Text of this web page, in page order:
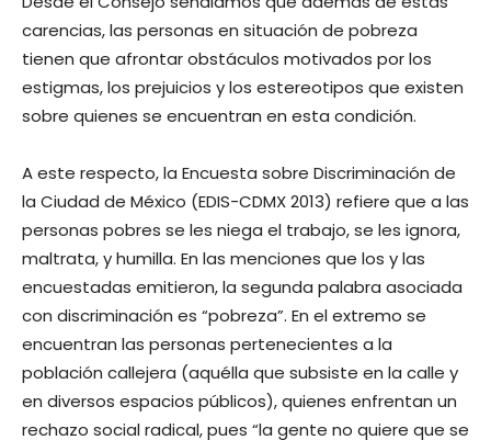
carencias, las personas en situación de pobreza
tienen que afrontar obstáculos motivados por los
estigmas, los prejuicios y los estereotipos que existen
sobre quienes se encuentran en esta condición.
A este respecto, la Encuesta sobre Discriminación de
la Ciudad de México (EDIS-CDMX 2013) refiere que a las
personas pobres se les niega el trabajo, se les ignora,
maltrata, y humilla. En las menciones que los y las
encuestadas emitieron, la segunda palabra asociada
con discriminación es “pobreza”. En el extremo se
encuentran las personas pertenecientes a la
población callejera (aquélla que subsiste en la calle y
en diversos espacios públicos), quienes enfrentan un
rechazo social radical, pues “la gente no quiere que se